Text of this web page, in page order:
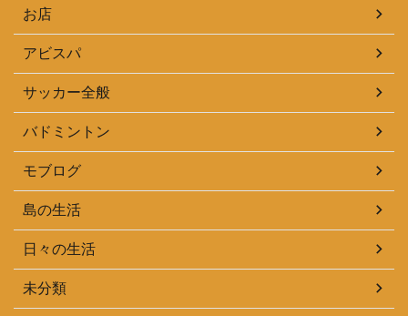
お店
アビスパ
サッカー全般
バドミントン
モブログ
島の生活
日々の生活
未分類